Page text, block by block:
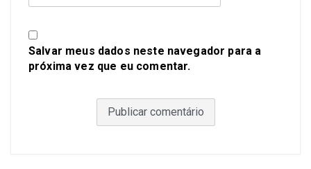
Salvar meus dados neste navegador para a
próxima vez que eu comentar.